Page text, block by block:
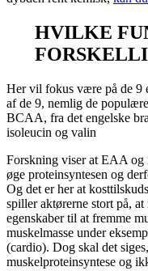
HVILKE
Her vil fokus være på de 9
af de 9, nemlig de
BCAA, fra det engelske
isoleucin og valin
Forskning viser at EAA
øge proteinsyntesen og
Og det er her at
spiller aktørerne stort på,
egenskaber til at fremme
muskelmasse under
(cardio). Dog skal det
muskelproteinsyntese og